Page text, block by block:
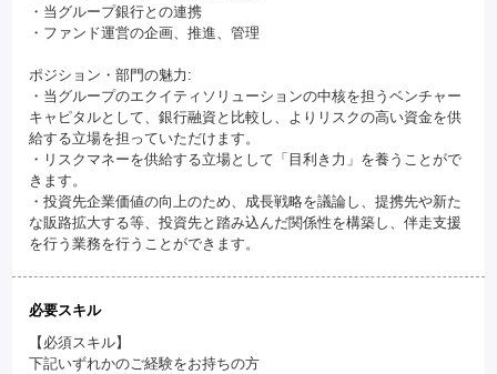
・当グループ銀行との連携
・ファンド運営の企画、推進、管理
ポジション・部門の魅力:
・当グループのエクイティソリューションの中核を担うベンチャー
キャピタルとして、銀行融資と比較し、よりリスクの高い資金を供
給する立場を担っていただけます。
・リスクマネーを供給する立場として「目利き力」を養うことがで
きます。
・投資先企業価値の向上のため、成長戦略を議論し、提携先や新た
な販路拡大する等、投資先と踏み込んだ関係性を構築し、伴走支援
を行う業務を行うことができます。
必要スキル
【必須スキル】
下記いずれかのご経験をお持ちの方